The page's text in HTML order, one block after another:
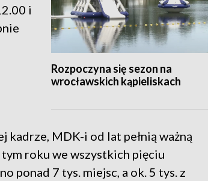
Rozpoczyna się sezon na
wrocławskich kąpieliskach
i
kadrze, MDK-i od lat pełnią ważną
roku we wszystkich pięciu
ponad 7 tys. miejsc, a ok. 5 tys. z